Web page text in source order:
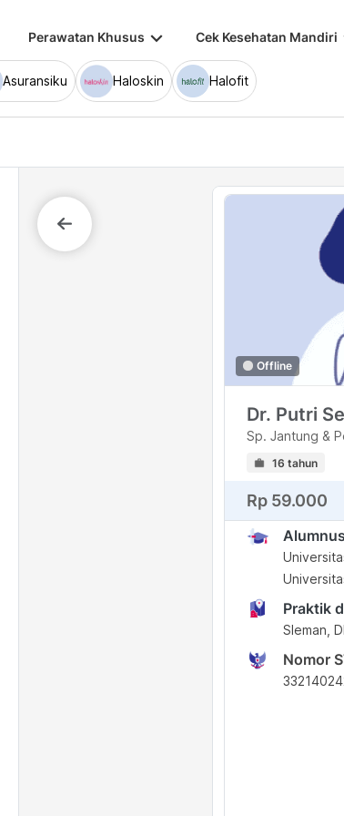
Perawatan Khusus keyboard_arrow_down Cek Kesehatan Mandiri
Asuransiku Haloskin Halofit
Offline
Dr. Putri
Sp. Jantung &
16 tahun
Rp 59.000
Alumnus
Praktik
Sleman,
Nomor